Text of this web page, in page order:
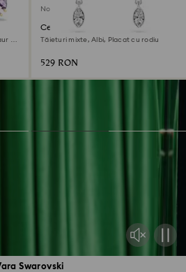
Swarovski
de
Nou
Cercei cu drop Diapason
Tăieturi mixte, Albi, Placat cu rodiu
529 RON